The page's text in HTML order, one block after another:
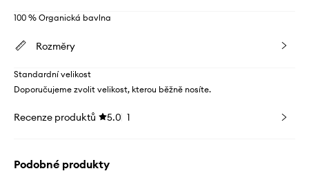
100 % Organická bavlna
Rozměry
Standardní velikost
Doporučujeme zvolit velikost, kterou běžně nosíte.
Recenze produktů 5.0 1
Podobné produkty